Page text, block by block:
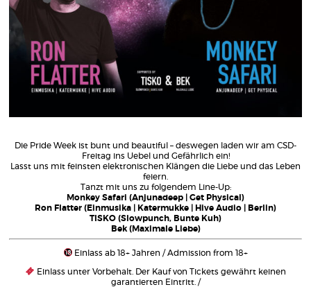
Die Pride Week ist bunt und beautiful – deswegen laden wir am CSD-
Freitag ins Uebel und Gefährlich ein!
Lasst uns mit feinsten elektronischen Klängen die Liebe und das Leben
feiern.
Tanzt mit uns zu folgendem Line-Up:
Monkey Safari (Anjunadeep | Get Physical)
Ron Flatter (Einmusika | Katermukke | Hive Audio | Berlin)
TISKO (Slowpunch, Bunte Kuh)
Bek (Maximale Liebe)
Einlass ab 18+ Jahren / Admission from 18+
Einlass unter Vorbehalt. Der Kauf von Tickets gewährt keinen
garantierten Eintritt. /